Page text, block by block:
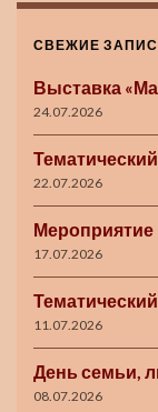
СВЕЖИЕ
Выставка
24.07.2026
22.07.2026
Мероприятие
17.07.2026
11.07.2026
День семьи,
08.07.2026